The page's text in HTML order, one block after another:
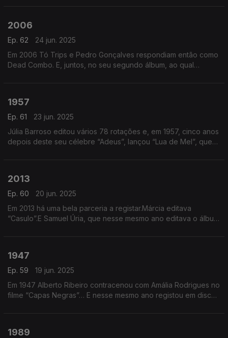
2006
Ep. 62
24 jun. 2025
Em 2006 Tó Trips e Pedro Gonçalves respondiam então como
Dead Combo. E, juntos, no seu segundo álbum, ao qual
1957
Ep. 61
23 jun. 2025
Júlia Barroso editou vários 78 rotações e, em 1957, cinco anos
depois deste seu célebre “Adeus”, lançou “Lua de Mel”, que
2013
Ep. 60
20 jun. 2025
Em 2013 há uma bela parceria a registar.Márcia editava
“Casulo”.E Samuel Úria, que nesse mesmo ano editava o álbum
1947
Ep. 59
19 jun. 2025
Em 1947 Alberto Ribeiro contracenou com Amália Rodrigues no
filme “Capas Negras”… E nesse mesmo ano registou em disco
1989